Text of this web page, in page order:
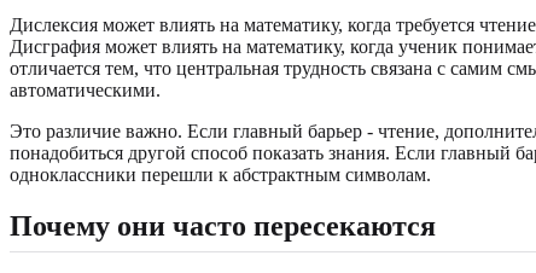
Дислексия может влиять на математику, когда требуется
Дисграфия может влиять на математику, когда ученик
отличается тем, что центральная трудность связана с самим
автоматическими.
Это различие важно. Если главный барьер - чтение,
понадобиться другой способ показать знания. Если главный
одноклассники перешли к абстрактным символам.
Почему они часто пересекаются